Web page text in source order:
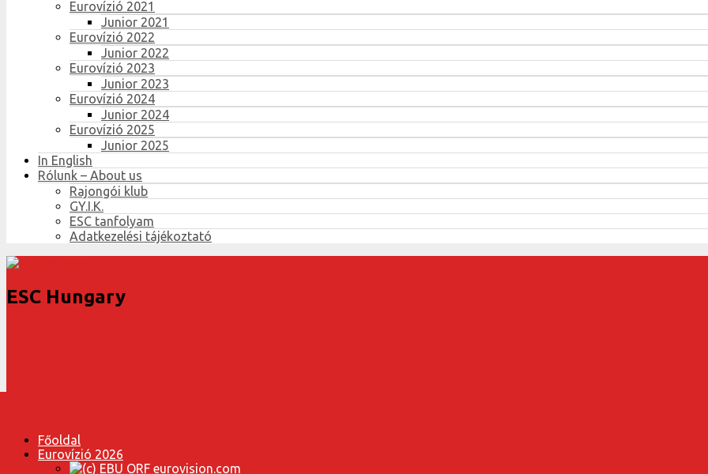
Eurovízió 2021
Junior 2021
Eurovízió 2022
Junior 2022
Eurovízió 2023
Junior 2023
Eurovízió 2024
Junior 2024
Eurovízió 2025
Junior 2025
In English
Rólunk – About us
Rajongói klub
GY.I.K.
ESC tanfolyam
Adatkezelési tájékoztató
ESC Hungary
Főoldal
Eurovízió 2026